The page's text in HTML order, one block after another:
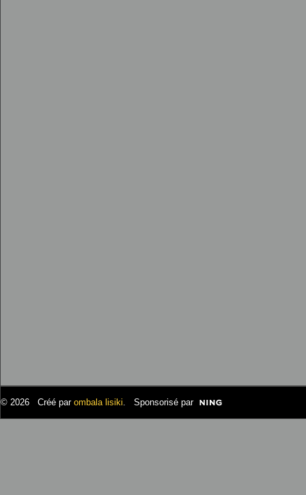
© 2026 Créé par ombala lisiki. Sponsorisé par